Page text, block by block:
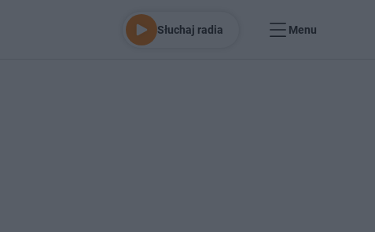
Słuchaj radia Menu